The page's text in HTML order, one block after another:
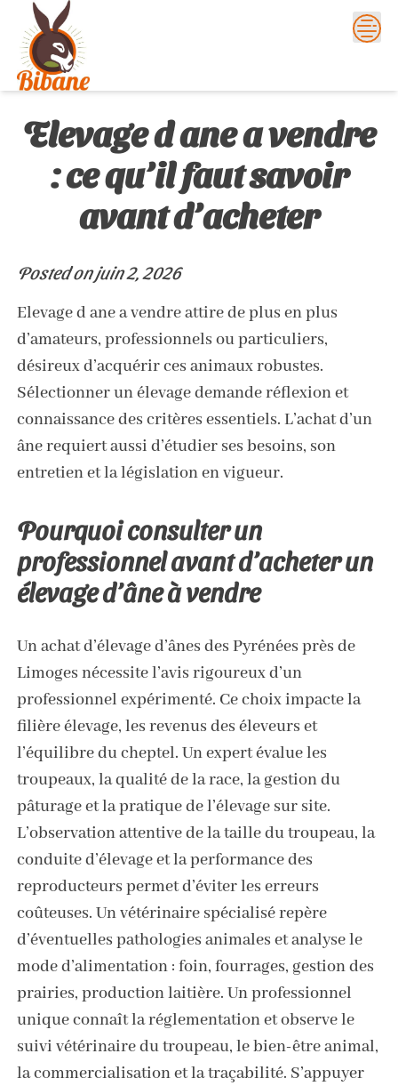
content
Elevage d ane a vendre
: ce qu’il faut savoir
avant d’acheter
Posted onjuin 2, 2026
Elevage d ane a vendre attire de plus en plus
d’amateurs, professionnels ou particuliers,
désireux d’acquérir ces animaux robustes.
Sélectionner un élevage demande réflexion et
connaissance des critères essentiels. L’achat d’un
âne requiert aussi d’étudier ses besoins, son
entretien et la législation en vigueur.
Pourquoi consulter un
professionnel avant d’acheter un
élevage d’âne à vendre
Un achat d’élevage d’ânes des Pyrénées près de
Limoges nécessite l’avis rigoureux d’un
professionnel expérimenté. Ce choix impacte la
filière élevage, les revenus des éleveurs et
l’équilibre du cheptel. Un expert évalue les
troupeaux, la qualité de la race, la gestion du
pâturage et la pratique de l’élevage sur site.
L’observation attentive de la taille du troupeau, la
conduite d’élevage et la performance des
reproducteurs permet d’éviter les erreurs
coûteuses. Un vétérinaire spécialisé repère
d’éventuelles pathologies animales et analyse le
mode d’alimentation : foin, fourrages, gestion des
prairies, production laitière. Un professionnel
unique connaît la réglementation et observe le
suivi vétérinaire du troupeau, le bien-être animal,
la commercialisation et la traçabilité. S’appuyer